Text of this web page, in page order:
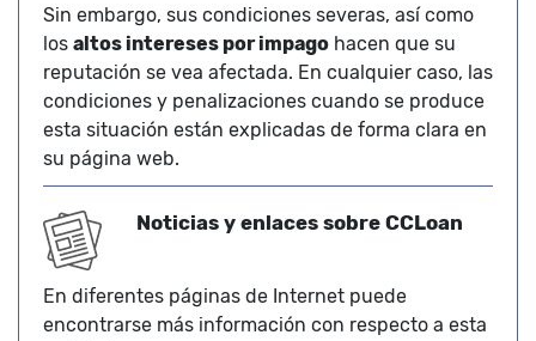
Sin embargo, sus condiciones severas, así como
los altos intereses por impago hacen que su
reputación se vea afectada. En cualquier caso, las
condiciones y penalizaciones cuando se produce
esta situación están explicadas de forma clara en
su página web.
Noticias y enlaces sobre CCLoan
En diferentes páginas de Internet puede
encontrarse más información con respecto a esta